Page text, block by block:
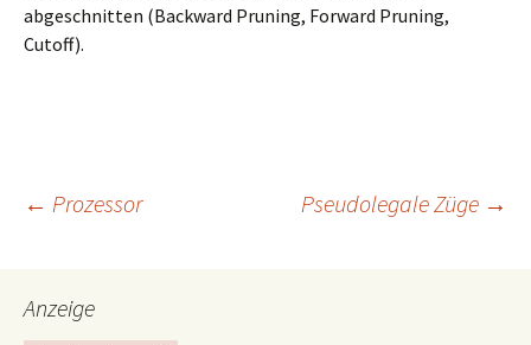
abgeschnitten (Backward Pruning, Forward Pruning,
Cutoff).
Beitrags-
Navigation
← Prozessor Pseudolegale Züge →
Anzeige